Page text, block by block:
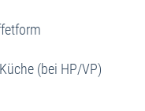
(bei HP/VP)